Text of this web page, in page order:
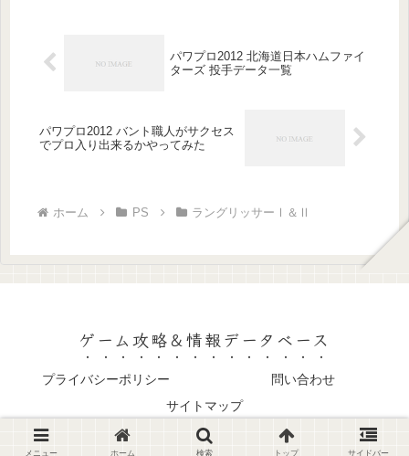
パワプロ2012 北海道日本ハムファイ
ターズ 投手データ一覧
パワプロ2012 バント職人がサクセス
でプロ入り出来るかやってみた
ホーム PS ラングリッサーⅠ＆Ⅱ
ゲーム攻略＆情報データベース
プライバシーポリシー
問い合わせ
サイトマップ
© 2000 ゲーム攻略＆情報データベース.
メニュー ホーム 検索 トップ サイドバー